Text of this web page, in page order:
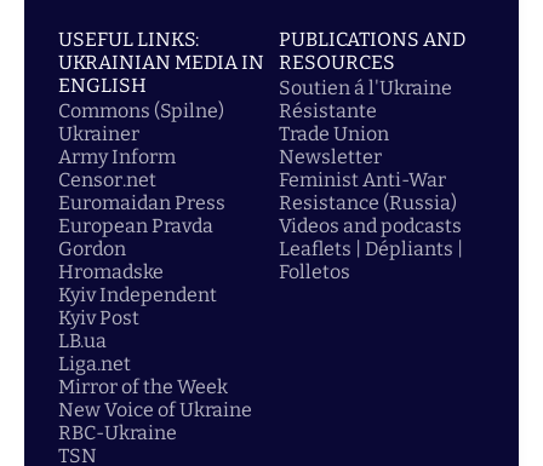
USEFUL LINKS:
UKRAINIAN MEDIA IN
ENGLISH
Commons (Spilne)
Ukrainer
Army Inform
Censor.net
Euromaidan Press
European Pravda
Gordon
Hromadske
Kyiv Independent
Kyiv Post
LB.ua
Liga.net
Mirror of the Week
New Voice of Ukraine
RBC-Ukraine
TSN
PUBLICATIONS AND
RESOURCES
Soutien á l'Ukraine
Résistante
Trade Union
Newsletter
Feminist Anti-War
Resistance (Russia)
Videos and podcasts
Leaflets | Dépliants |
Folletos